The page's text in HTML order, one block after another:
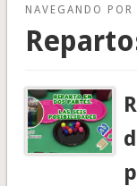
NAVEGANDO